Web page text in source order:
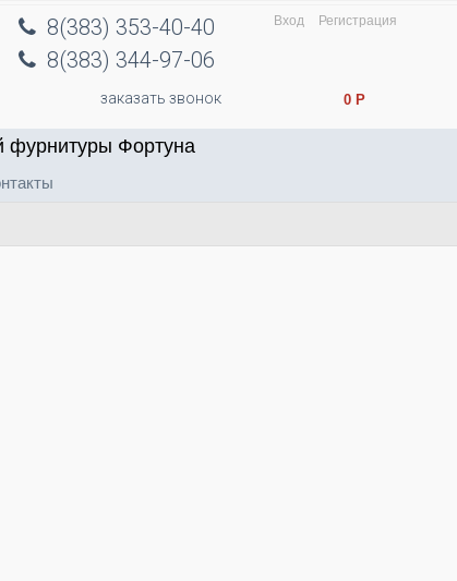
Вход Регистрация
8(383) 353-40-40
8(383) 344-97-06
заказать звонок 0 Р
фурнитуры Фортуна